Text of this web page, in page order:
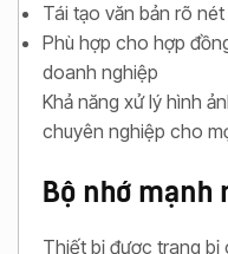
Tái tạo văn bản rõ
Phù hợp cho hợp
doanh nghiệp
Khả năng xử lý hình
chuyên nghiệp cho
Bộ nhớ mạnh
Thiết bị được trang bị